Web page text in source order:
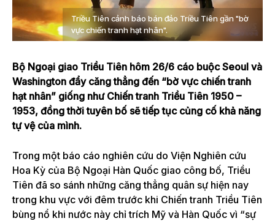
Triều Tiên cảnh báo bán đảo Triều Tiên gần "bờ
vực chiến tranh hạt nhân".
Bộ Ngoại giao Triều Tiên hôm 26/6 cáo buộc Seoul và
Washington đẩy căng thẳng đến “bờ vực chiến tranh
hạt nhân” giống như Chiến tranh Triều Tiên 1950 –
1953, đồng thời tuyên bố sẽ tiếp tục củng cố khả năng
tự vệ của mình.
Trong một báo cáo nghiên cứu do Viện Nghiên cứu
Hoa Kỳ của Bộ Ngoại Hàn Quốc giao công bố, Triều
Tiên đã so sánh những căng thẳng quân sự hiện nay
trong khu vực với đêm trước khi Chiến tranh Triều Tiên
bùng nổ khi nước này chỉ trích Mỹ và Hàn Quốc vì “sự